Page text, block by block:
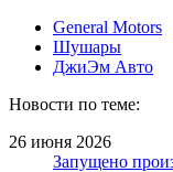
General Motors
Шушары
ДжиЭм Авто
Новости по теме:
26 июня 2026
Запущено